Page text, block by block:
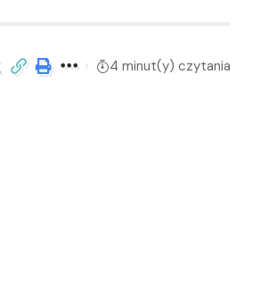
4 minut(y) czytania